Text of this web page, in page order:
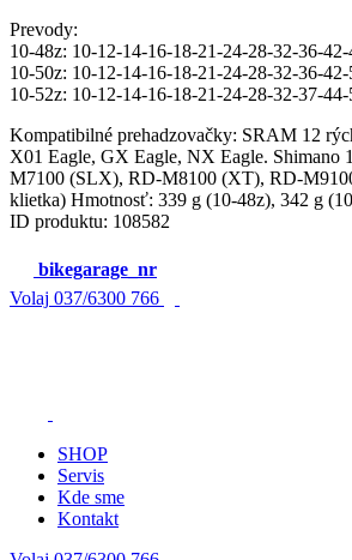
Prevody:
10-48z: 10-12-14-16-18-21-24-28-32-36-42-
10-50z: 10-12-14-16-18-21-24-28-32-36-42-
10-52z: 10-12-14-16-18-21-24-28-32-37-44-
Kompatibilné prehadzovačky: SRAM 12
X01 Eagle, GX Eagle, NX Eagle. Shimano
M7100 (SLX), RD-M8100 (XT), RD-
klietka) Hmotnosť: 339 g (10-48z), 342 g
ID produktu: 108582
bikegarage_nr
Volaj 037/6300 766
SHOP
Servis
Kde sme
Kontakt